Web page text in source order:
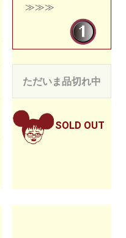
≫≫≫
ただいま品切れ中
SOLD OUT